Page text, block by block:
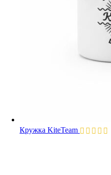
Кружка KiteTeam